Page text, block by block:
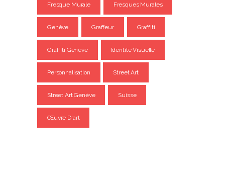
Fresque Murale Fresques Murales
Genève Graffeur Graffiti
Graffiti Genève Identité Visuelle
Personnalisation Street Art
Street Art Genève Suisse
Œuvre D'art